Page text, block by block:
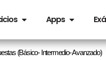
Apps
(Básico- Intermedio- Avanzado)